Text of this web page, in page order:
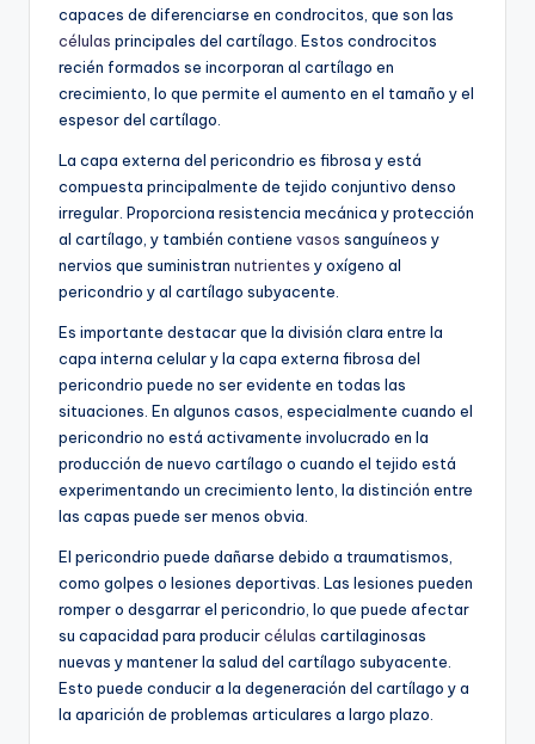
capaces de diferenciarse en condrocitos, que son las
células principales del cartílago. Estos condrocitos
recién formados se incorporan al cartílago en
crecimiento, lo que permite el aumento en el tamaño y el
espesor del cartílago.
La capa externa del pericondrio es fibrosa y está
compuesta principalmente de tejido conjuntivo denso
irregular. Proporciona resistencia mecánica y protección
al cartílago, y también contiene vasos sanguíneos y
nervios que suministran nutrientes y oxígeno al
pericondrio y al cartílago subyacente.
Es importante destacar que la división clara entre la
capa interna celular y la capa externa fibrosa del
pericondrio puede no ser evidente en todas las
situaciones. En algunos casos, especialmente cuando el
pericondrio no está activamente involucrado en la
producción de nuevo cartílago o cuando el tejido está
experimentando un crecimiento lento, la distinción entre
las capas puede ser menos obvia.
El pericondrio puede dañarse debido a traumatismos,
como golpes o lesiones deportivas. Las lesiones pueden
romper o desgarrar el pericondrio, lo que puede afectar
su capacidad para producircélulas cartilaginosas
nuevas y mantener la salud del cartílago subyacente.
Esto puede conducir a la degeneración del cartílago y a
la aparición de problemas articulares a largo plazo.